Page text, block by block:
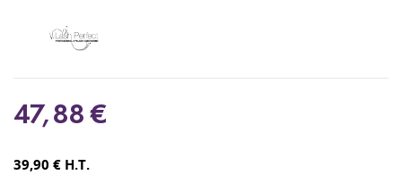
47,88 €
39,90 € H.T.